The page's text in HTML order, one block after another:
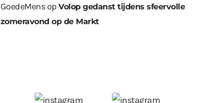
GoedeMensopVolop gedanst tijdens sfeervolle
zomeravond op de Markt